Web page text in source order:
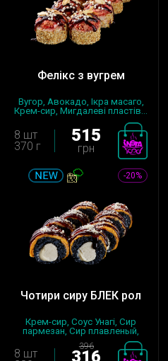
Фелікс з вугрем
Вугор, Авокадо, Ікра масаго,
Крем-сир, Мигдалеві пластів...
8 шт
370 г
515
грн
-20%
Чотири сиру БЛЕК рол
Крем-сир, Соус Унагі, Сир
пармезан, Сир плавленый,
Сир ч...
8 шт
396
316